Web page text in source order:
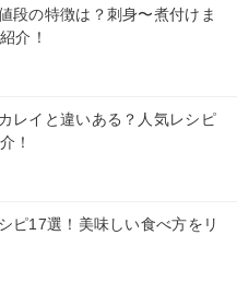
段の特徴は？刺身〜煮付けま
介！
レイと違いある？人気レシピ
！
ピ17選！美味しい食べ方をリ